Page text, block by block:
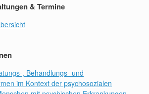
& Termine
, Behandlungs- und
im Kontext der psychosozialen